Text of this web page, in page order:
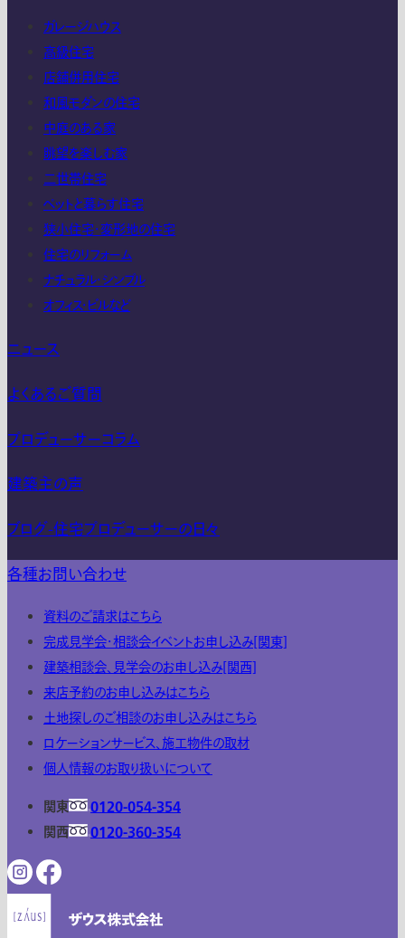
ガレージハウス
高級住宅
店舗併用住宅
和風モダンの住宅
中庭のある家
眺望を楽しむ家
二世帯住宅
ペットと暮らす住宅
狭小住宅・変形地の住宅
住宅のリフォーム
ナチュラル・シンプル
オフィス・ビルなど
ニュース
よくあるご質問
プロデューサーコラム
建築主の声
ブログ-住宅プロデューサーの日々
各種お問い合わせ
資料のご請求はこちら
完成見学会・相談会イベントお申し込み[関東]
建築相談会、見学会のお申し込み[関西]
来店予約のお申し込みはこちら
土地探しのご相談のお申し込みはこちら
ロケーションサービス、施工物件の取材
個人情報のお取り扱いについて
関東
0120-054-354
関西
0120-360-354